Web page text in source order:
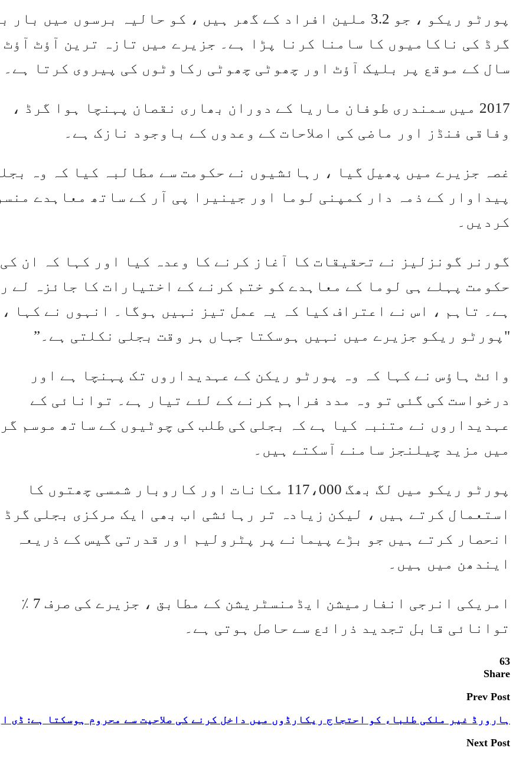
پورٹو ریکو ، جو 3.2 ملین افراد کے گھر ہیں ، کو حالیہ برسوں میں بار
گرڈ کی ناکامیوں کا سامنا کرنا پڑا ہے۔ جزیرے میں تازہ ترین آؤٹ آؤٹ
سال کے موقع پر بلیک آؤٹ اور چھوٹی چھوٹی رکاوٹوں کی پیروی کرتا ہے۔
2017 میں سمندری طوفان ماریا کے دوران بھاری نقصان پہنچا ہوا گرڈ ،
وفاقی فنڈز اور ماضی کی اصلاحات کے وعدوں کے باوجود نازک ہے۔
غصہ جزیرے میں پھیل گیا ، رہائشیوں نے حکومت سے مطالبہ کیا کہ وہ
پیداوار کے ذمہ دار کمپنی لوما اور جینیرا پی آر کے ساتھ معاہدے
کردیں۔
گورنر گونزلیز نے تحقیقات کا آغاز کرنے کا وعدہ کیا اور کہا کہ ان کی
حکومت پہلے ہی لوما کے معاہدے کو ختم کرنے کے اختیارات کا جائزہ لے
ہے۔ تاہم ، اس نے اعتراف کیا کہ یہ عمل تیز نہیں ہوگا۔ انہوں نے کہا ،
"پورٹو ریکو جزیرے میں نہیں ہوسکتا جہاں ہر وقت بجلی نکلتی ہے۔”
وائٹ ہاؤس نے کہا کہ وہ پورٹو ریکن کے عہدیداروں تک پہنچا ہے اور
درخواست کی گئی تو وہ مدد فراہم کرنے کے لئے تیار ہے۔ توانائی کے
عہدیداروں نے متنبہ کیا ہے کہ بجلی کی طلب کی چوٹیوں کے ساتھ موسم
میں مزید چیلنجز سامنے آسکتے ہیں۔
پورٹو ریکو میں لگ بھگ 117،000 مکانات اور کاروبار شمسی چھتوں کا
استعمال کرتے ہیں ، لیکن زیادہ تر رہائشی اب بھی ایک مرکزی بجلی گرڈ
انحصار کرتے ہیں جو بڑے پیمانے پر پٹرولیم اور قدرتی گیس کے ذریعہ
ایندھن میں ہیں۔
امریکی انرجی انفارمیشن ایڈمنسٹریشن کے مطابق ، جزیرے کی صرف 7 ٪
توانائی قابل تجدید ذرائع سے حاصل ہوتی ہے۔
63
Share
Prev Post
ہارورڈ غیر ملکی طلباء کو احتجاج ریکارڈوں میں داخل کرنے کی صلاحیت سے محروم ہوسکتا ہے: ڈی
Next Post